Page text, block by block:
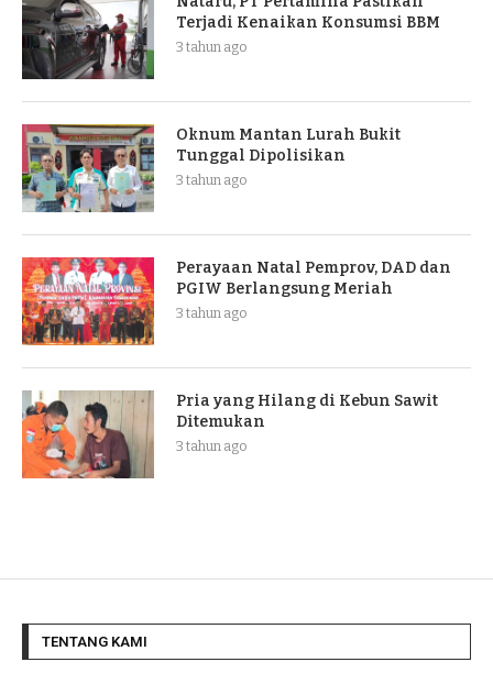
Terjadi Kenaikan Konsumsi BBM
3 tahun ago
Oknum Mantan Lurah Bukit
Tunggal Dipolisikan
3 tahun ago
Perayaan Natal Pemprov, DAD dan
PGIW Berlangsung Meriah
3 tahun ago
Pria yang Hilang di Kebun Sawit
Ditemukan
3 tahun ago
TENTANG KAMI